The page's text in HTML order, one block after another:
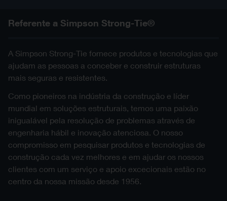
Referente a Simpson Strong-Tie®
A Simpson Strong-Tie fornece produtos e tecnologias que
ajudam as pessoas a conceber e construir estruturas
mais seguras e resistentes.
Como pioneiros na indústria da construção e líder
mundial em soluções estruturais, temos uma paixão
inigualável pela resolução de problemas através de
engenharia hábil e inovação atenciosa. O nosso
compromisso em pesquisar produtos e tecnologias de
construção cada vez melhores e em ajudar os nossos
clientes com um serviço e apoio excecionais estão no
centro da nossa missão desde 1956.